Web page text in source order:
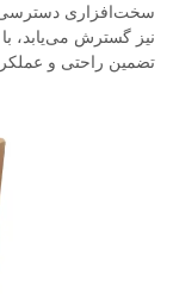
سخت‌افزاری دسترسی
نیز گسترش می‌یابد،
تضمین راحتی و